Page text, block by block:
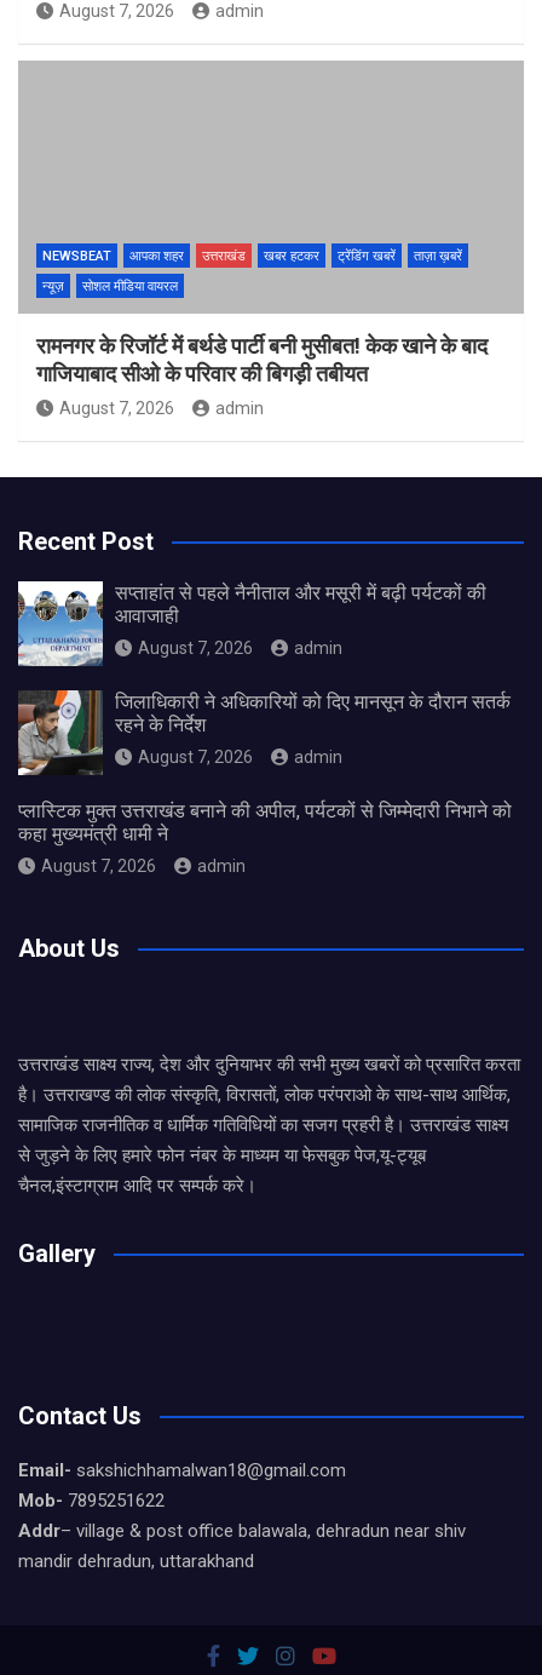
August 7, 2026 admin
NEWSBEAT आपका शहर उत्तराखंड खबर हटकर ट्रेंडिंग खबरें
ताज़ा ख़बरें
न्यूज़
सोशल मीडिया वायरल
रामनगर के रिजॉर्ट में बर्थडे पार्टी बनी मुसीबत! केक खाने के बाद
गाजियाबाद सीओ के परिवार की बिगड़ी तबीयत
August 7, 2026 admin
Recent Post
सप्ताहांत से पहले नैनीताल और मसूरी में बढ़ी पर्यटकों की
आवाजाही
August 7, 2026 admin
जिलाधिकारी ने अधिकारियों को दिए मानसून के दौरान सतर्क
रहने के निर्देश
August 7, 2026 admin
प्लास्टिक मुक्त उत्तराखंड बनाने की अपील, पर्यटकों से जिम्मेदारी निभाने को
कहा मुख्यमंत्री धामी ने
August 7, 2026 admin
About Us
उत्तराखंड साक्ष्य राज्य, देश और दुनियाभर की सभी मुख्य खबरों को प्रसारित करता
है। उत्तराखण्ड की लोक संस्कृति, विरासतों, लोक परंपराओ के साथ-साथ आर्थिक,
सामाजिक राजनीतिक व धार्मिक गतिविधियों का सजग प्रहरी है। उत्तराखंड साक्ष्य
से जुड़ने के लिए हमारे फोन नंबर के माध्यम या फेसबुक पेज,यू-ट्यूब
चैनल,इंस्टाग्राम आदि पर सम्पर्क करे।
Gallery
Contact Us
Email- sakshichhamalwan18@gmail.com
Mob- 7895251622
Addr– village & post office balawala, dehradun near shiv
mandir dehradun, uttarakhand